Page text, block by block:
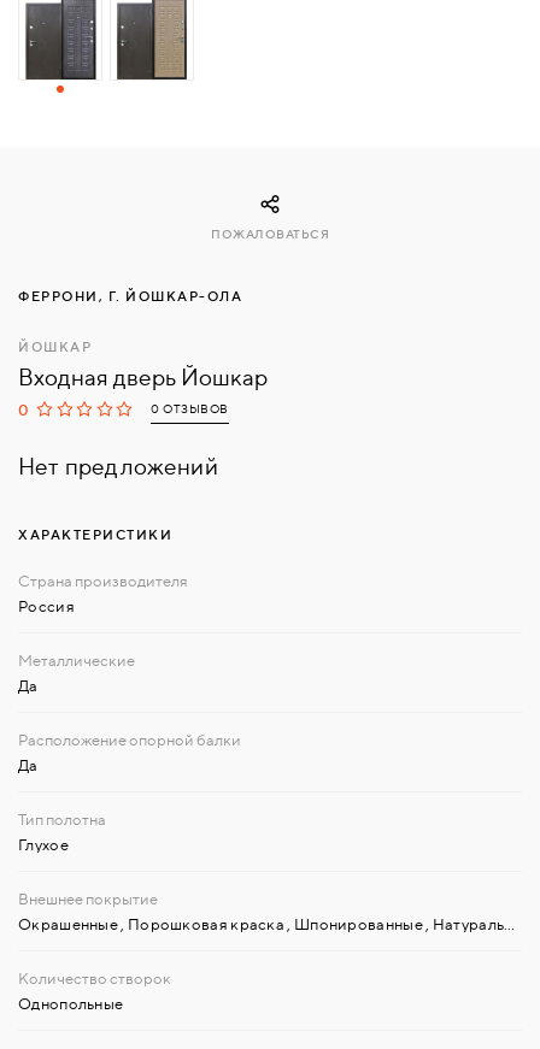
СВЯЗАТЬСЯ
ФЕРРОНИ, Г. ЙОШКАР-ОЛА
ЙОШКАР
Входная дверь Йошкар
0 0 ОТЗЫВОВ
Нет предложений
ПОЖАЛОВАТЬСЯ
ХАРАКТЕРИСТИКИ
Россия
Да
Да
Глухое
Окрашенные Порошковая краска Шпонированные Натуральный шпон
Однопольные